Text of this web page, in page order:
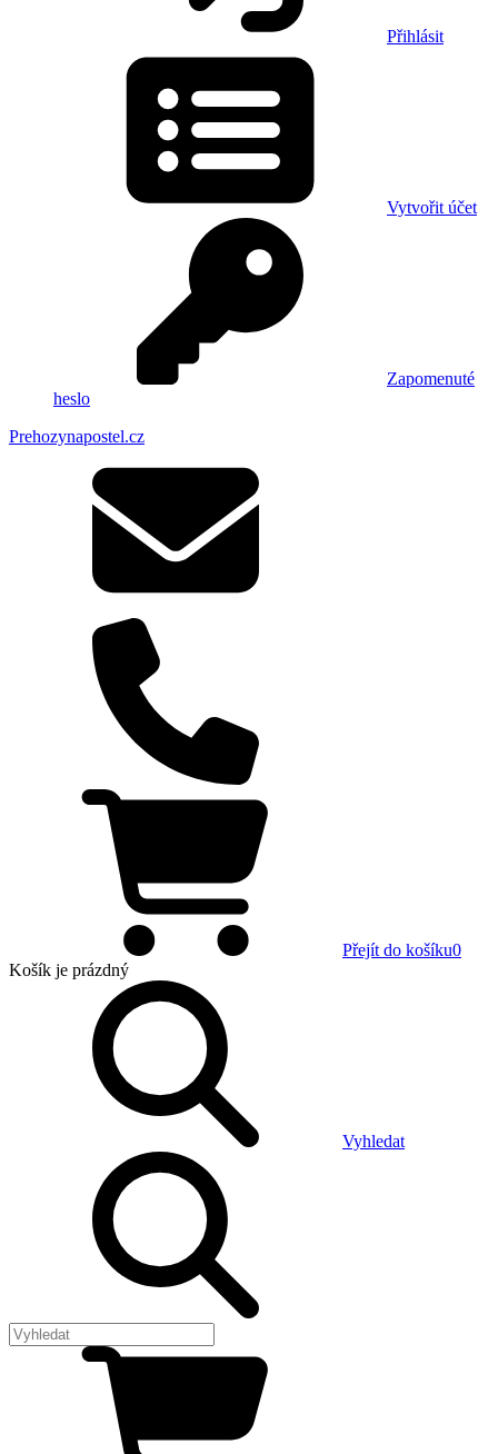
Přihlásit
Vytvořit účet
Zapomenuté
heslo
Prehozynapostel.cz
Přejít do košíku0
Košík je prázdný
Vyhledat